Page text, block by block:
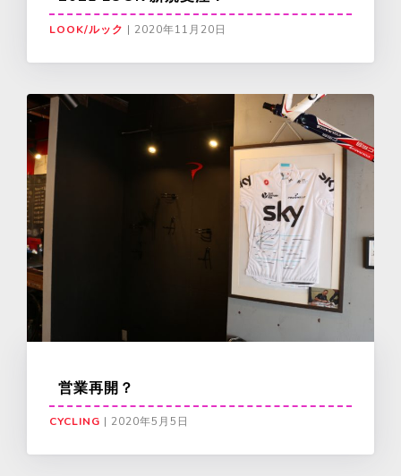
LOOK/ルック | 2020年11月20日
営業再開？
CYCLING | 2020年5月5日